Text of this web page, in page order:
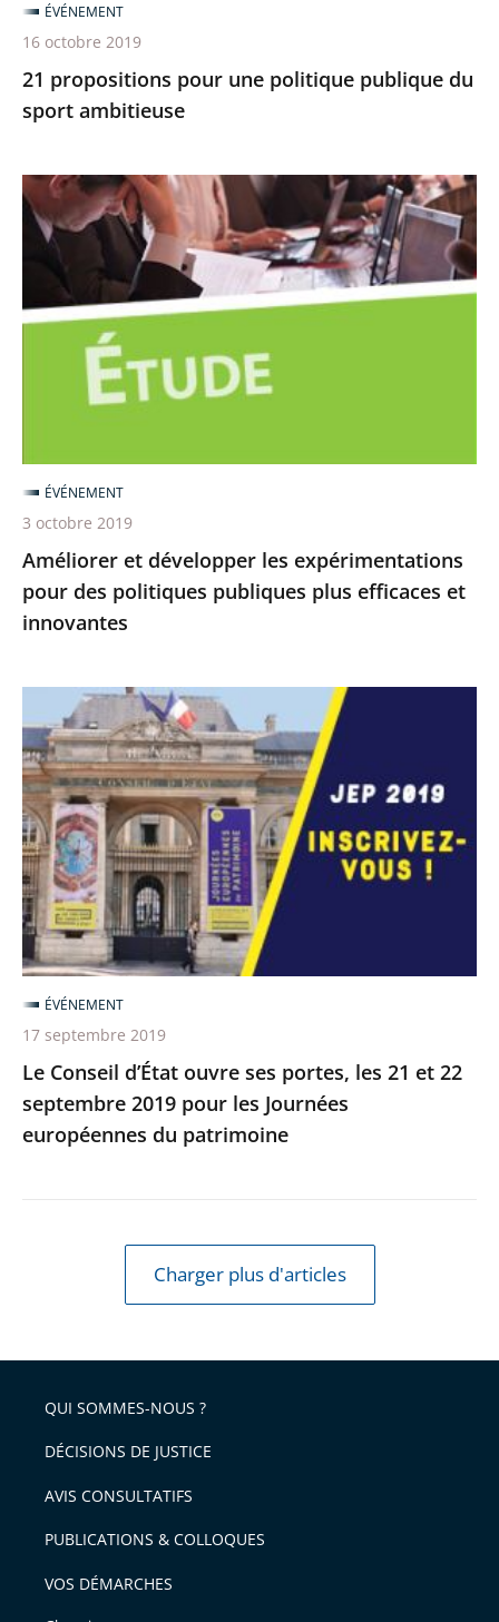
21 propositions pour une politique publique du
sport ambitieuse
ÉVÉNEMENT
16 octobre 2019
Améliorer
et
développer
expérimentations
politiques
plus
efficaces
et
innovantes
Améliorer et développer les expérimentations
pour des politiques publiques plus efficaces et
innovantes
ÉVÉNEMENT
3 octobre 2019
Conseil
d’État
ouvre
ses
portes,
les
21
et
22
septembre
2019
pour
les
Journées
Le Conseil d’État ouvre ses portes, les 21 et 22
septembre 2019 pour les Journées
européennes du patrimoine
ÉVÉNEMENT
17 septembre 2019
Charger plus d'articles
QUI SOMMES-NOUS ?
DÉCISIONS DE JUSTICE
AVIS CONSULTATIFS
PUBLICATIONS & COLLOQUES
VOS DÉMARCHES